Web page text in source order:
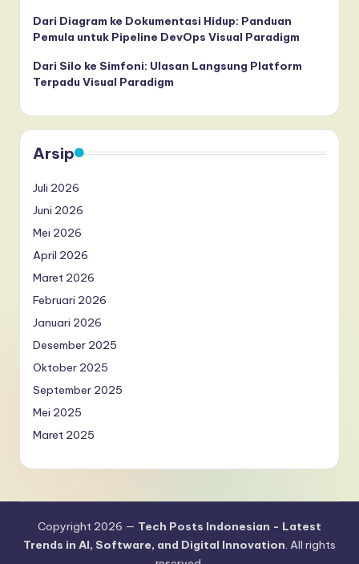
Dari Diagram ke Dokumentasi Hidup: Panduan
Pemula untuk Pipeline DevOps Visual Paradigm
Dari Silo ke Simfoni: Ulasan Langsung Platform
Terpadu Visual Paradigm
Arsip
Juli 2026
Juni 2026
Mei 2026
April 2026
Maret 2026
Februari 2026
Januari 2026
Desember 2025
Oktober 2025
September 2025
Mei 2025
Maret 2025
Copyright 2026 — Tech Posts Indonesian - Latest
Trends in AI, Software, and Digital Innovation . All rights